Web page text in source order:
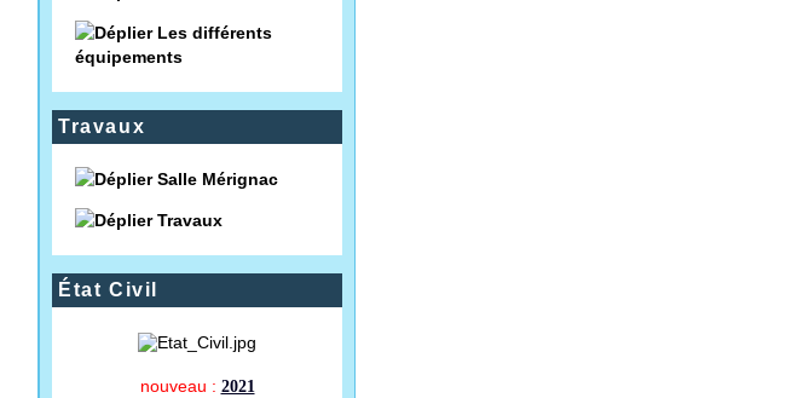
Les différents
équipements
Travaux
Salle Mérignac
Travaux
État Civil
nouveau : 2021